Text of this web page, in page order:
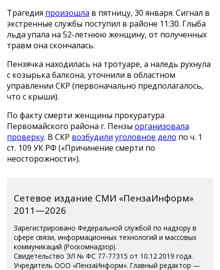
Трагедия произошла в пятницу, 30 января. Сигнал в
экстренные службы поступил в районе 11:30. Глыба
льда упала на 52-летнюю женщину, от полученных
травм она скончалась.
Пензячка находилась на тротуаре, а наледь рухнула
с козырька балкона, уточнили в областном
управлении СКР (первоначально предполагалось,
что с крыши).
По факту смерти женщины прокуратура
Первомайского района г. Пензыорганизовала
проверку. В СКР возбудили уголовное дело по ч. 1
ст. 109 УК РФ («Причинение смерти по
неосторожности»).
Сетевое издание СМИ «ПензаИнформ»
2011—2026
Зарегистрировано Федеральной службой по надзору в
сфере связи, информационных технологий и массовых
коммуникаций (Роскомнадзор).
Свидетельство ЭЛ № ФС 77-77315 от 10.12.2019 года.
Учредитель ООО «ПензаИнформ». Главный редактор —